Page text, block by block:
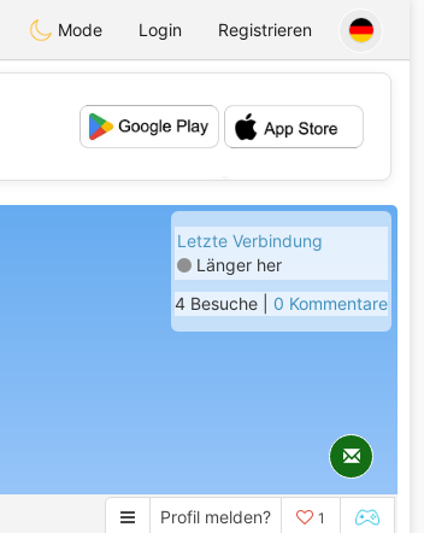
Mode Login Registrieren
💕
Letzte Verbindung
Länger her
4 Besuche | 0 Kommentare
Profil melden? 1